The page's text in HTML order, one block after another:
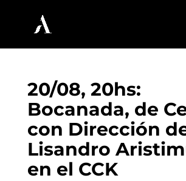
20/08, 20hs:
Bocanada, de
con Dirección
Lisandro
en el CCK